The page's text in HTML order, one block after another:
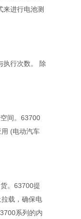
进行电池测
执行次数。 除
间。 63700
(电动汽车
。 63700提
拉载，确保电
系列的内